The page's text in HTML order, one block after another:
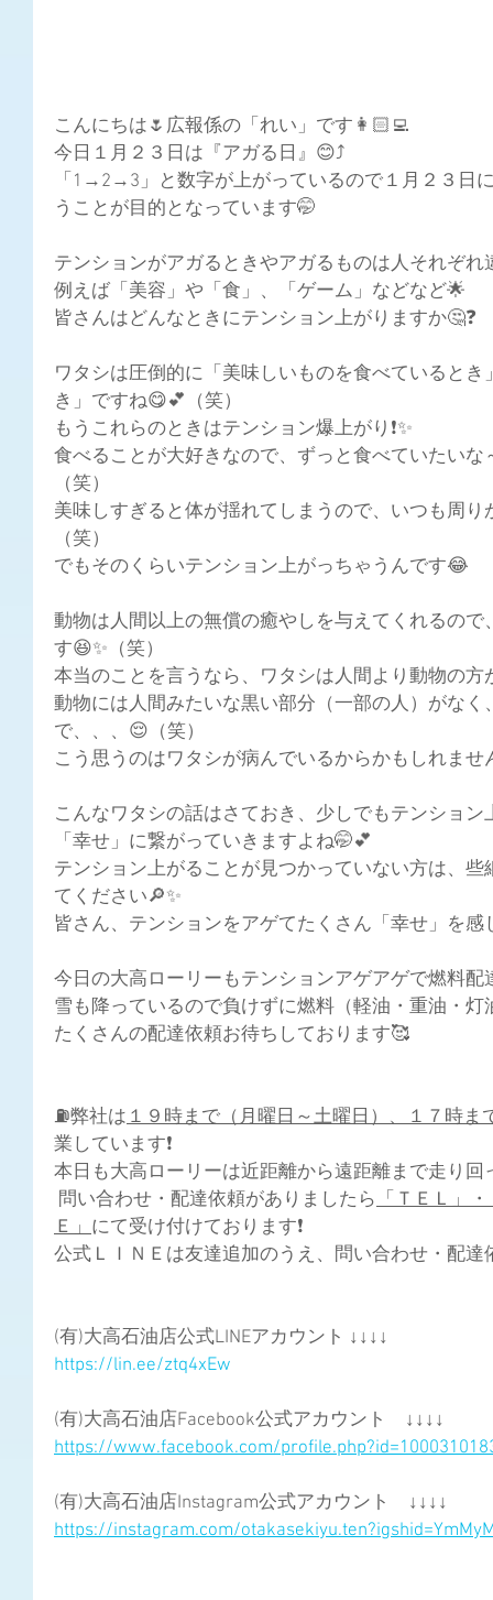
こんにちは🌷広報係の「れい」です👩🏻‍💻
今日１月２３日は『アガる日』😊⤴️
「1→2→3」と数字が上がっているので１月２３日
うことが目的となっています🤭
テンションがアガるときやアガるものは人それぞれ
例えば「美容」や「食」、「ゲーム」などなど🌟
皆さんはどんなときにテンション上がりますか🤔❓
ワタシは圧倒的に「美味しいものを食べていると
き」ですね😋💕（笑）
もうこれらのときはテンション爆上がり❗✨
食べることが大好きなので、ずっと食べていたい
（笑）
美味しすぎると体が揺れてしまうので、いつも周
（笑）
でもそのくらいテンション上がっちゃうんです😂
動物は人間以上の無償の癒やしを与えてくれるの
す😆✨（笑）
本当のことを言うなら、ワタシは人間より動物の方
動物には人間みたいな黒い部分（一部の人）がなく
で、、、😌（笑）
こう思うのはワタシが病んでいるからかもしれませ
こんなワタシの話はさておき、少しでもテンショ
「幸せ」に繋がっていきますよね🤭💕
テンション上がることが見つかっていない方は、
てください🔎✨
皆さん、テンションをアゲてたくさん「幸せ」を感
今日の大高ローリーもテンションアゲアゲで燃料配
雪も降っているので負けずに燃料（軽油・重油・灯
たくさんの配達依頼お待ちしております🥰
⛽弊社は １９時まで（月曜日～土曜日）、１７時ま
業しています❗
本日も大高ローリーは近距離から遠距離まで走り回
問い合わせ・配達依頼がありましたら 「ＴＥＬ」
Ｅ」 にて受け付けております❗
公式ＬＩＮＥは友達追加のうえ、問い合わせ・配
(有)大高石油店公式LINEアカウント ↓↓↓↓
https://lin.ee/ztq4xEw
(有)大高石油店Facebook公式アカウント　↓↓↓↓
https://www.facebook.com/
(有)大高石油店Instagram公式アカウント　↓↓↓↓
https://instagram.com/